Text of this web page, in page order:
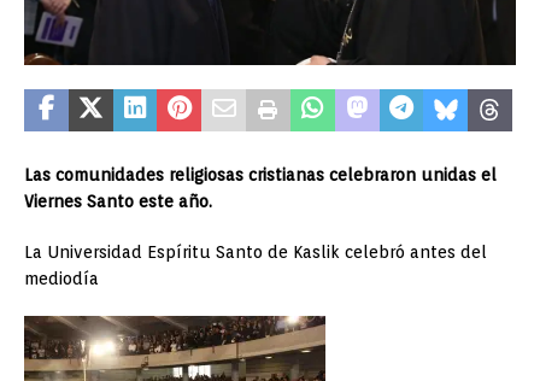
Las comunidades religiosas cristianas celebraron unidas el
Viernes Santo este año.
La Universidad Espíritu Santo de Kaslik celebró antes del
mediodía